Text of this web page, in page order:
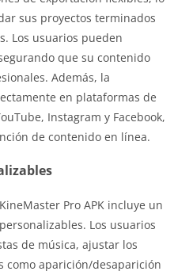
sus proyectos terminados
Los usuarios pueden
que su contenido
Además, la
en plataformas de
Instagram y Facebook,
de contenido en línea.
Pro APK incluye un
Los usuarios
de música, ajustar los
como aparición/desaparición